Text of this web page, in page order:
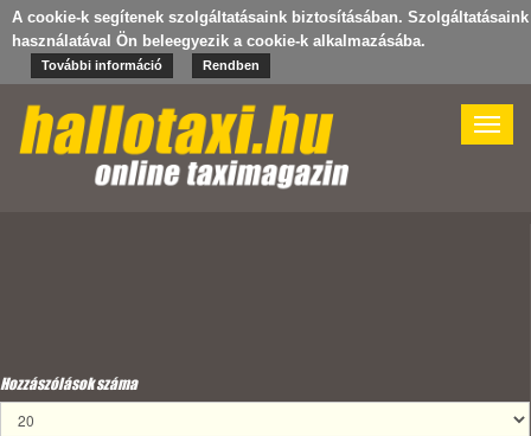
A cookie-k segítenek szolgáltatásaink biztosításában. Szolgáltatásaink
használatával Ön beleegyezik a cookie-k alkalmazásába.
További információ Rendben
Toggle
Hozzászólások száma